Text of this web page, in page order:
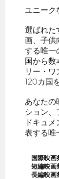
ユニーク
選ばれた
画、子供
する唯一
国から数
リー・ワ
120カ国
あなたの
ション、
ドキュ
表する唯
国際映画
短編映画
長編映画